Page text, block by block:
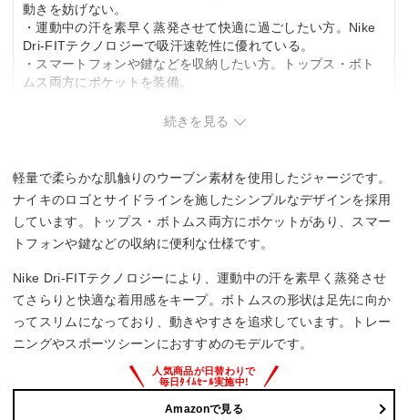
動きを妨げない。
・運動中の汗を素早く蒸発させて快適に過ごしたい方。Nike
Dri-FITテクノロジーで吸汗速乾性に優れている。
・スマートフォンや鍵などを収納したい方。トップス・ボト
ムス両方にポケットを装備。
め、厚手でしっかりした素材感は期待できない。
・ゆったりしたシルエットを好む方。スリムシルエット設計
のため、ルーズなフィット感を求める方には不向き。
続きを見る
軽量で柔らかな肌触りのウーブン素材を使用したジャージです。
ナイキのロゴとサイドラインを施したシンプルなデザインを採用
しています。トップス・ボトムス両方にポケットがあり、スマー
トフォンや鍵などの収納に便利な仕様です。
Nike Dri-FITテクノロジーにより、運動中の汗を素早く蒸発させ
てさらりと快適な着用感をキープ。ボトムスの形状は足先に向か
ってスリムになっており、動きやすさを追求しています。トレー
ニングやスポーツシーンにおすすめのモデルです。
Amazonで見る